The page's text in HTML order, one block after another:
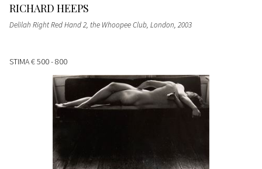
RICHARD HEEPS
Delilah Right Red Hand 2, the Whoopee Club, London, 2003
STIMA€ 500 - 800